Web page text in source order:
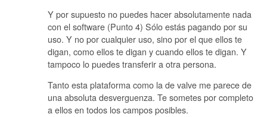
Y por supuesto no puedes hacer absolutamente nada
con el software (Punto 4) Sólo estás pagando por su
uso. Y no por cualquier uso, sino por el que ellos te
digan, como ellos te digan y cuando ellos te digan. Y
tampoco lo puedes transferir a otra persona.
Tanto esta plataforma como la de valve me parece de
una absoluta desverguenza. Te sometes por completo
a ellos en todos los campos posibles.